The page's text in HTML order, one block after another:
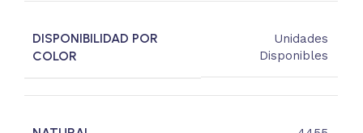
DISPONIBILIDAD POR
COLOR
Unidades
Disponibles